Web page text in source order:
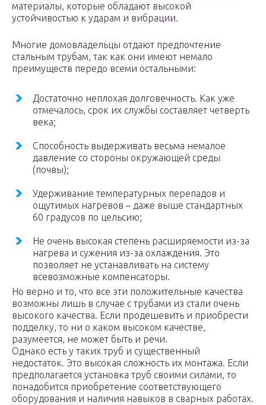
материалы, которые обладают высокой
устойчивостью к ударам и вибрации.
Многие домовладельцы отдают предпочтение
стальным трубам, так как они имеют немало
преимуществ передо всеми остальными:
Достаточно неплохая долговечность. Как уже
отмечалось, срок их службы составляет четверть
века;
Способность выдерживать весьма немалое
давление со стороны окружающей среды
(почвы);
Удерживание температурных перепадов и
ощутимых нагревов – даже выше стандартных
60 градусов по цельсию;
Не очень высокая степень расширяемости из-за
нагрева и сужения из-за охлаждения. Это
позволяет не устанавливать на систему
всевозможные компенсаторы.
Но верно и то, что все эти положительные качества
возможны лишь в случае с трубами из стали очень
высокого качества. Если продешевить и приобрести
подделку, то ни о каком высоком качестве,
разумеется, не может быть и речи.
Однако есть у таких труб и существенный
недостаток. Это высокая сложность их монтажа. Если
предполагается установка труб своими силами, то
понадобится приобретение соответствующего
оборудования и наличия навыков в сварных работах.